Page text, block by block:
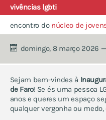
eventos
núcleos
aveiro
vivências lgbti
encontro do núcleo de
domingo, 8 março 2026
Sejam bem-vindes à
de Faro! Se és uma pessoa
anos e queres um espaço
qualquer vergonha ou